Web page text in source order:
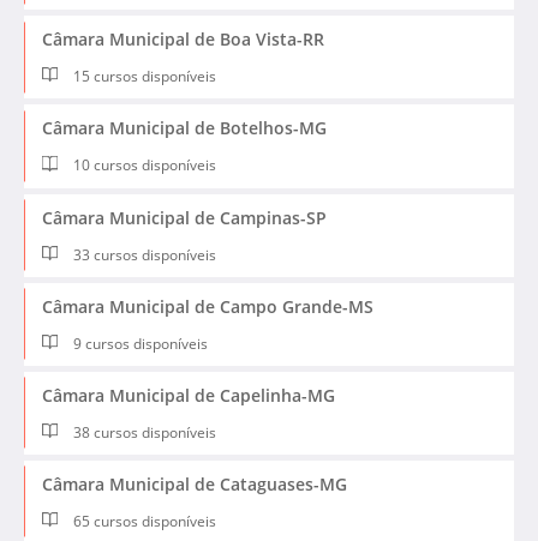
Câmara Municipal de Boa Vista-RR
15 cursos disponíveis
Câmara Municipal de Botelhos-MG
10 cursos disponíveis
Câmara Municipal de Campinas-SP
33 cursos disponíveis
Câmara Municipal de Campo Grande-MS
9 cursos disponíveis
Câmara Municipal de Capelinha-MG
38 cursos disponíveis
Câmara Municipal de Cataguases-MG
65 cursos disponíveis